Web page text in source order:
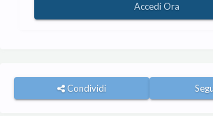
Accedi Ora
Condividi